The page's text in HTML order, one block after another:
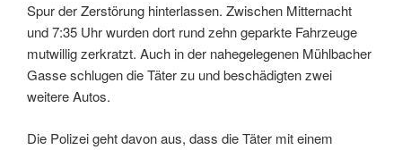
Spur der Zerstörung hinterlassen. Zwischen Mitternacht
und 7:35 Uhr wurden dort rund zehn geparkte Fahrzeuge
mutwillig zerkratzt. Auch in der nahegelegenen Mühlbacher
Gasse schlugen die Täter zu und beschädigten zwei
weitere Autos.
Die Polizei geht davon aus, dass die Täter mit einem